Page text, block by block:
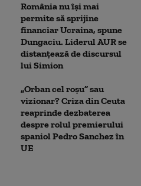
România nu își mai
permite să sprijine
financiar Ucraina, spune
Dungaciu. Liderul AUR se
distanțează de discursul
lui Simion
„Orban cel roșu” sau
vizionar? Criza din Ceuta
reaprinde dezbaterea
despre rolul premierului
spaniol Pedro Sanchez în
UE